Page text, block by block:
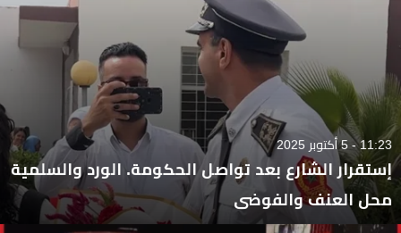
11:23 - 5 أكتوبر 2025
إستقرار الشارع بعد تواصل الحكومة. الورد والسلمية
محل العنف والفوضى